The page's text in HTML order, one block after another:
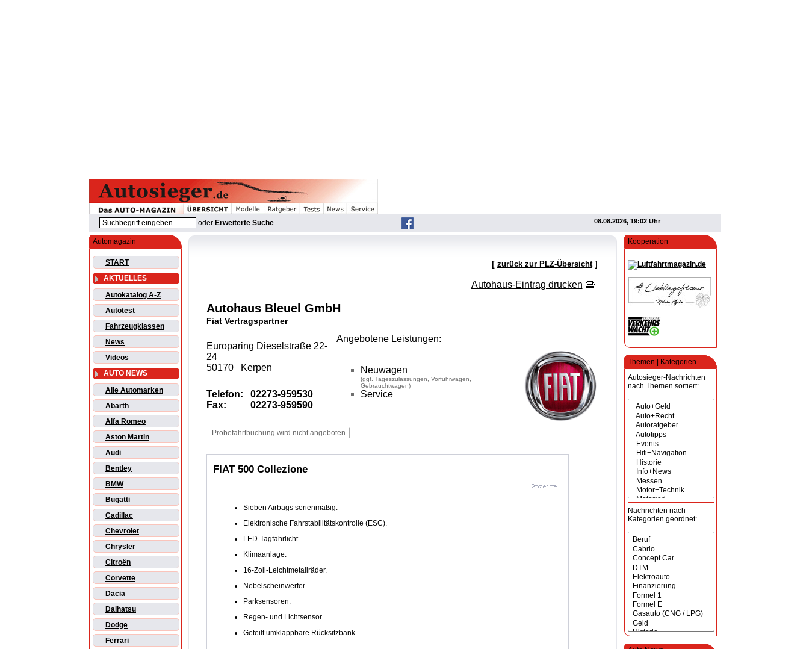
oder Erweiterte Suche 08.08.2026, 19:02 Uhr
Automagazin
START
AKTUELLES
Autokatalog A-Z
Autotest
Fahrzeugklassen
News
Videos
AUTO NEWS
Alle Automarken
Abarth
Alfa Romeo
Aston Martin
Audi
Bentley
BMW
Bugatti
Cadillac
Chevrolet
Chrysler
Citroën
Corvette
Dacia
Daihatsu
Dodge
Ferrari
Kooperation
Themen | Kategorien
Autosieger-Nachrichten
nach Themen sortiert:
Nachrichten nach
Kategorien geordnet:
[ zurück zur PLZ-Übersicht]
Autohaus-Eintrag drucken
Autohaus Bleuel GmbH
Fiat Vertragspartner
Europaring Dieselstraße 22-
24
50170 Kerpen
Telefon: 02273-959530
Fax:
02273-959590
Angebotene Leistungen:
Neuwagen
(ggf. Tageszulassungen, Vorführwagen,
Gebrauchtwagen)
Service
FIAT 500 Collezione
Sieben Airbags serienmäßig.
Elektronische Fahrstabilitätskontrolle (ESC).
LED-Tagfahrlicht.
Klimaanlage.
16-Zoll-Leichtmetallräder.
Nebelscheinwerfer.
Parksensoren.
Regen- und Lichtsensor..
Geteilt umklappbare Rücksitzbank.